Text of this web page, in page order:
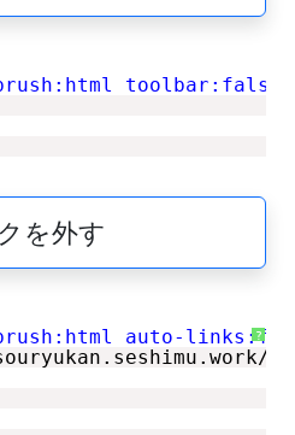
toolbar:false"
を外す
?
auto-